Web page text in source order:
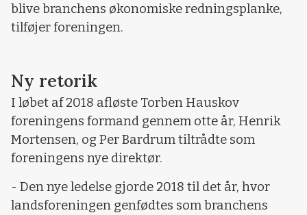
blive branchens økonomiske redningsplanke,
tilføjer foreningen.
Ny retorik
I løbet af 2018 afløste Torben Hauskov
foreningens formand gennem otte år, Henrik
Mortensen, og Per Bardrum tiltrådte som
foreningens nye direktør.
- Den nye ledelse gjorde 2018 til det år, hvor
landsforeningen genfødtes som branchens